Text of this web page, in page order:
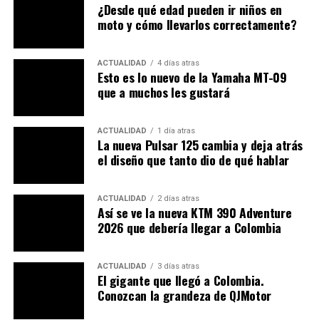
MOTOS ROYAL ENFIELD
PUBLIMOTOS
REVISTA PUBLIMOTOS
ROYAL ENFIELD
Una Yamaha MT10 SP dentro de tu oficina o en tu casa |
Lego lo hace posible
NO TE PIERDAS
¡TIC TOC! Resuena por voz de ‘expertos’ que las motos
paguen peaje. ¿Quién lo dice?
¿Desde qué edad pueden ir niños en
moto y cómo llevarlos correctamente?
ACTUALIDAD 4 días atras
Esto es lo nuevo de la Yamaha MT-09
que a muchos les gustará
ACTUALIDAD 1 día atras
La nueva Pulsar 125 cambia y deja atrás
el diseño que tanto dio de qué hablar
ACTUALIDAD 2 días atras
Así se ve la nueva KTM 390 Adventure
2026 que debería llegar a Colombia
ACTUALIDAD 3 días atras
El gigante que llegó a Colombia.
Conozcan la grandeza de QJMotor